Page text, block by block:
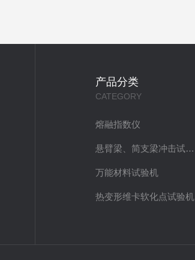
产品分类
CATEGORY
熔融指数仪
悬臂梁、简支梁冲击试验机
万能材料试验机
热变形维卡软化点试验机